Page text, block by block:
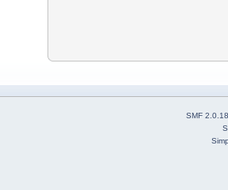
SMF 2.0.18